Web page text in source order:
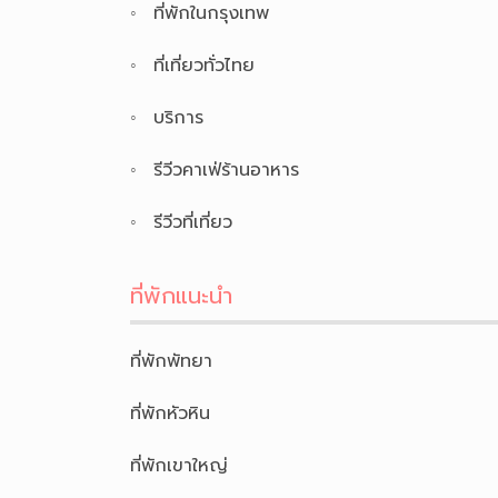
ที่พักในกรุงเทพ
ที่เที่ยวทั่วไทย
บริการ
รีวีวคาเฟ่ร้านอาหาร
รีวีวที่เที่ยว
ที่พักแนะนำ
ที่พักพัทยา
ที่พักหัวหิน
ที่พักเขาใหญ่